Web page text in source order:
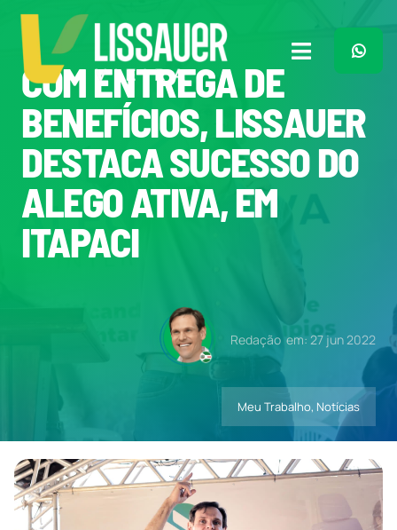
para
conteúdo
Toggle
Home
Plano de Governo
Meu Trabalho
Imprensa
COM ENTREGA DE
BENEFÍCIOS, LISSAUER
DESTACA SUCESSO DO
ALEGO ATIVA, EM
ITAPACI
Redação em: 27 jun 2022
Meu Trabalho, Notícias